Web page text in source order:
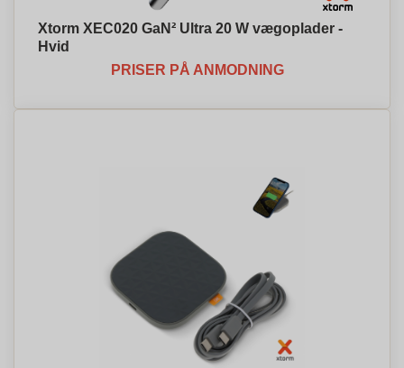
Xtorm XEC020 GaN² Ultra 20 W vægoplader -
Hvid
PRISER PÅ ANMODNING